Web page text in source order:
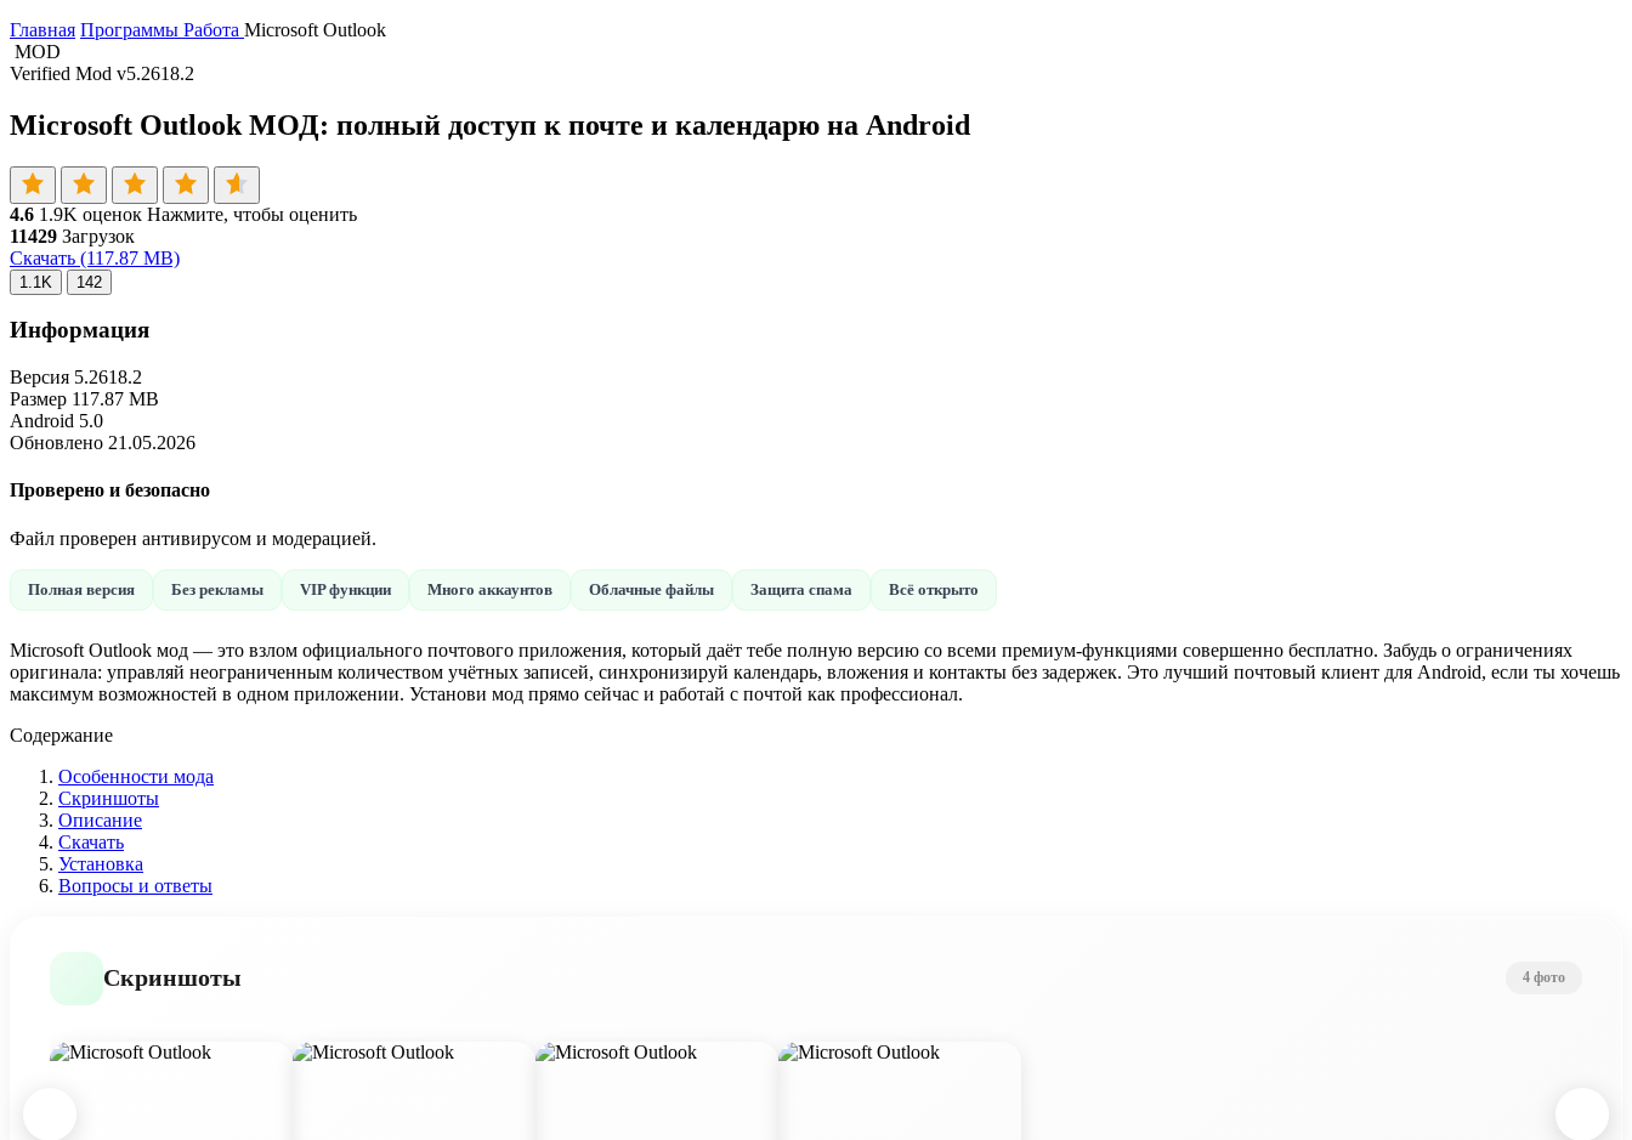
Главная Программы Работа Microsoft Outlook
MOD
Verified Mod v5.2618.2
Microsoft Outlook МОД: полный доступ к почте и календарю на Android
4.6 1.9K оценок Нажмите, чтобы оценить
11429 Загрузок
Скачать (117.87 MB)
1.1K 142
Информация
Версия 5.2618.2
Размер 117.87 MB
Android 5.0
Обновлено 21.05.2026
Проверено и безопасно
Файл проверен антивирусом и модерацией.
Полная версия Без рекламы VIP функции Много аккаунтов Облачные файлы Защита спама Всё открыто
Microsoft Outlook мод — это взлом официального почтового приложения, который даёт тебе полную версию со всеми премиум-функциями совершенно бесплатно. Забудь о ограничениях
оригинала: управляй неограниченным количеством учётных записей, синхронизируй календарь, вложения и контакты без задержек. Это лучший почтовый клиент для Android, если ты хочешь
максимум возможностей в одном приложении. Установи мод прямо сейчас и работай с почтой как профессионал.
Содержание
Особенности мода
Скриншоты
Описание
Скачать
Установка
Вопросы и ответы
Скриншоты 4 фото